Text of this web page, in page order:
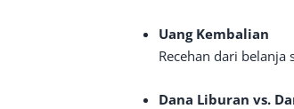
Uang Kembalian
Recehan dari
Dana Liburan vs.